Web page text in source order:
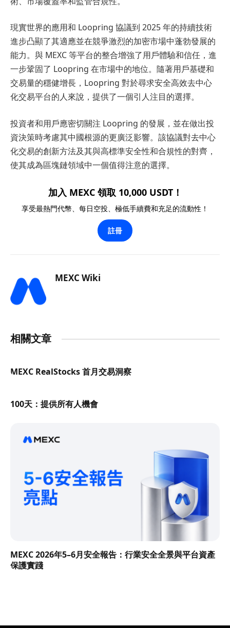
現實世界的應用和 Loopring 協議到 2025 年的持續技術
進步凸顯了其適應並在競爭激烈的加密市場中蓬勃發展的
能力。與 MEXC 等平台的整合增強了用戶體驗和信任，進
一步鞏固了 Loopring 在市場中的地位。隨著用戶基礎和
交易量的穩健增長，Loopring 對於尋求安全高效去中心
化交易平台的人來說，提供了一個引人注目的選擇。
投資者和用戶應密切關注 Loopring 的發展，並在做出投
資決策時考慮其中國根源的更廣泛影響。該協議對去中心
化交易的創新方法及其與高標準安全性和合規性的對齊，
使其成為區塊鏈領域中一個值得注意的選擇。
加入 MEXC 領取 10,000 USDT！
享受最熱門代幣、每日空投、極低手續費和充足的流動性！
註冊
MEXC Wiki
相關文章
MEXC RealStocks 首月交易洞察
100天：提供所有人機會
MEXC 2026年5–6月安全報告：行業安全全景與平台資產
保護實踐